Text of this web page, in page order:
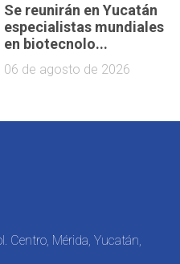
Se reunirán en Yucatán
especialistas mundiales
en biotecnolo...
06 de agosto de 2026
Centro, Mérida, Yucatán,